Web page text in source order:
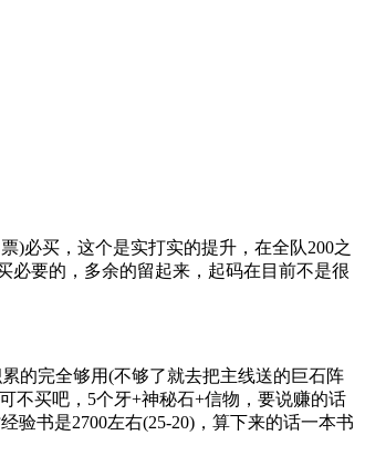
)必买，这个是实打实的提升，在全队200之
必要的，多余的留起来，起码在目前不是很
的完全够用(不够了就去把主线送的巨石阵
不买吧，5个牙+神秘石+信物，要说赚的话
验书是2700左右(25-20)，算下来的话一本书